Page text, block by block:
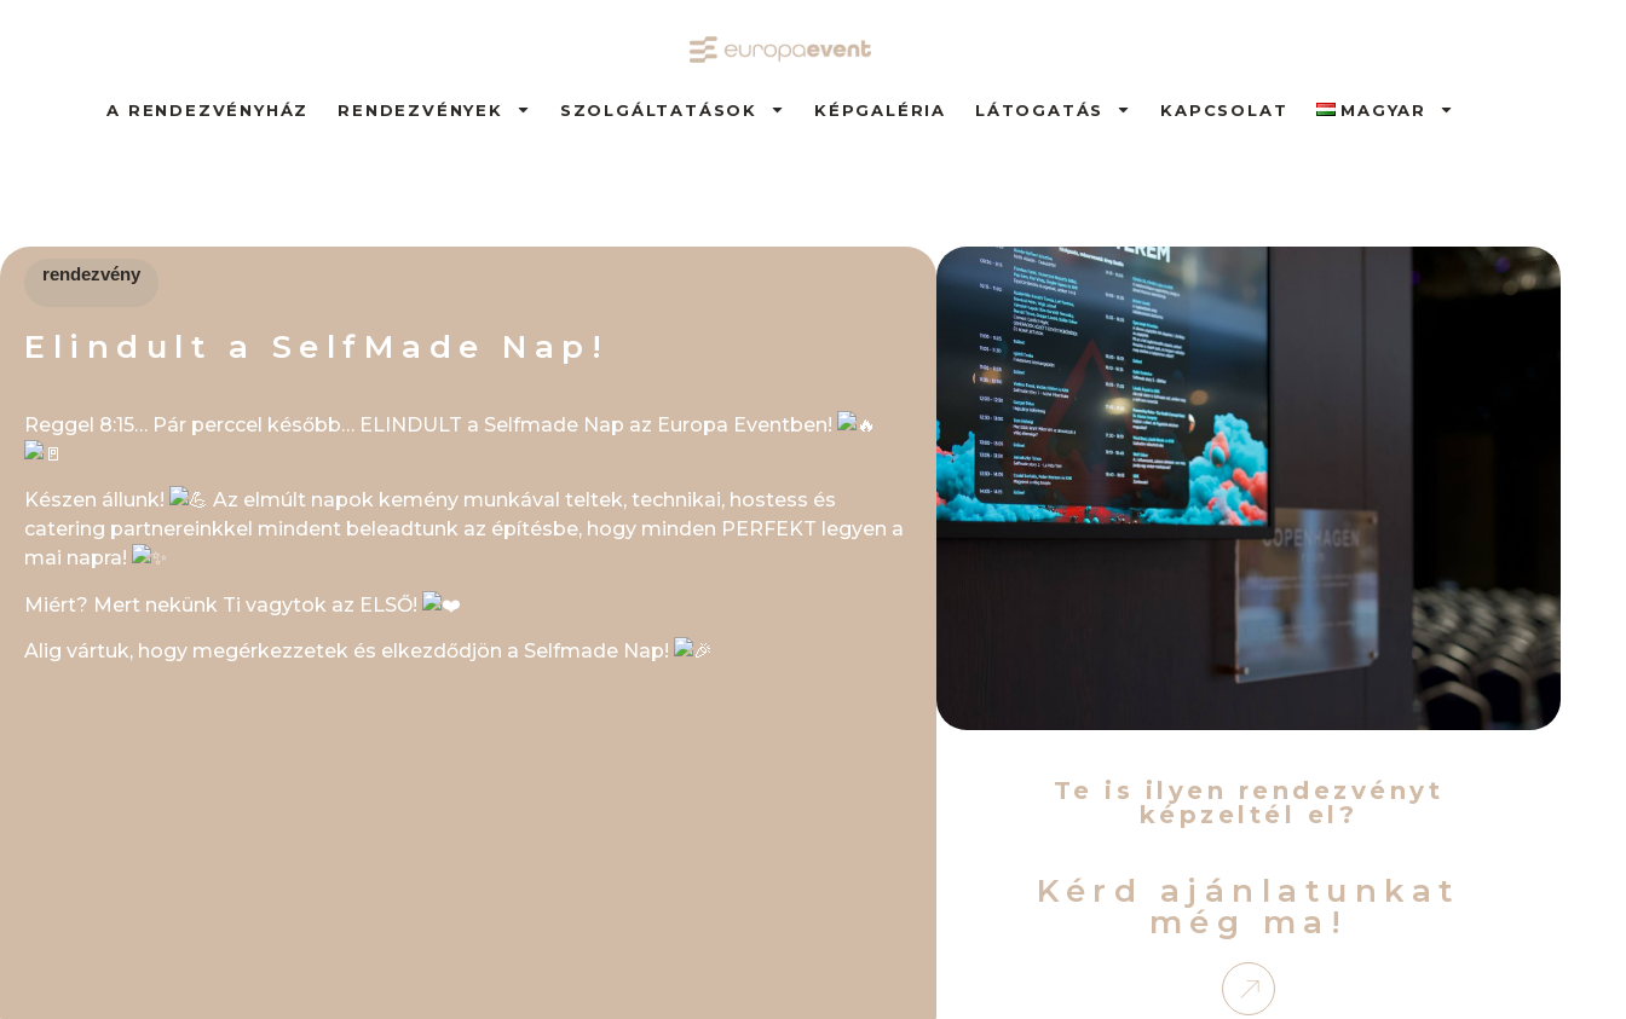
A RENDEZVÉNYHÁZ RENDEZVÉNYEK SZOLGÁLTATÁSOK KÉPGALÉRIA LÁTOGATÁS KAPCSOLAT MAGYAR
rendezvény
Elindult a SelfMade Nap!
Reggel 8:15… Pár perccel később… ELINDULT a Selfmade Nap az Europa Eventben!
Készen állunk!
Az elmúlt napok kemény munkával teltek, technikai, hostess és
catering partnereinkkel mindent beleadtunk az építésbe, hogy minden PERFEKT legyen a
mai napra!
Miért? Mert nekünk Ti vagytok az ELSŐ!
Alig vártuk, hogy megérkezzetek és elkezdődjön a Selfmade Nap!
Te is ilyen rendezvényt
képzeltél el?
Kérd ajánlatunkat
még ma!